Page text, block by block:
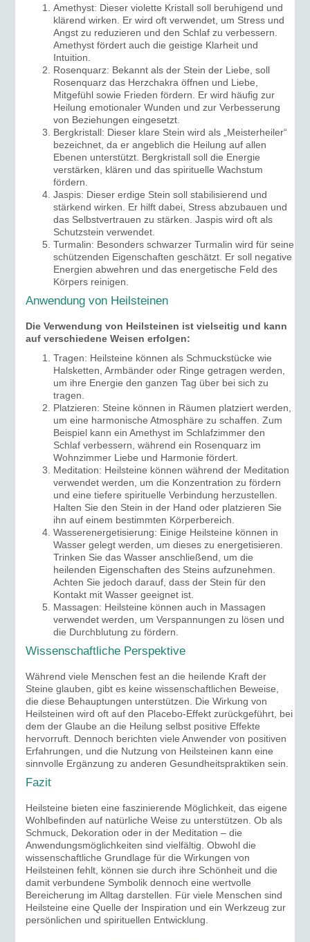
Amethyst: Dieser violette Kristall soll beruhigend und
klärend wirken. Er wird oft verwendet, um Stress und
Angst zu reduzieren und den Schlaf zu verbessern.
Amethyst fördert auch die geistige Klarheit und
Intuition.
Rosenquarz: Bekannt als der Stein der Liebe, soll
Rosenquarz das Herzchakra öffnen und Liebe,
Mitgefühl sowie Frieden fördern. Er wird häufig zur
Heilung emotionaler Wunden und zur Verbesserung
von Beziehungen eingesetzt.
Bergkristall: Dieser klare Stein wird als „Meisterheiler“
bezeichnet, da er angeblich die Heilung auf allen
Ebenen unterstützt. Bergkristall soll die Energie
verstärken, klären und das spirituelle Wachstum
fördern.
Jaspis: Dieser erdige Stein soll stabilisierend und
stärkend wirken. Er hilft dabei, Stress abzubauen und
das Selbstvertrauen zu stärken. Jaspis wird oft als
Schutzstein verwendet.
Turmalin: Besonders schwarzer Turmalin wird für seine
schützenden Eigenschaften geschätzt. Er soll negative
Energien abwehren und das energetische Feld des
Körpers reinigen.
Anwendung von Heilsteinen
Die Verwendung von Heilsteinen ist vielseitig und kann
auf verschiedene Weisen erfolgen:
Tragen: Heilsteine können als Schmuckstücke wie
Halsketten, Armbänder oder Ringe getragen werden,
um ihre Energie den ganzen Tag über bei sich zu
tragen.
Platzieren: Steine können in Räumen platziert werden,
um eine harmonische Atmosphäre zu schaffen. Zum
Beispiel kann ein Amethyst im Schlafzimmer den
Schlaf verbessern, während ein Rosenquarz im
Wohnzimmer Liebe und Harmonie fördert.
Meditation: Heilsteine können während der Meditation
verwendet werden, um die Konzentration zu fördern
und eine tiefere spirituelle Verbindung herzustellen.
Halten Sie den Stein in der Hand oder platzieren Sie
ihn auf einem bestimmten Körperbereich.
Wasserenergetisierung: Einige Heilsteine können in
Wasser gelegt werden, um dieses zu energetisieren.
Trinken Sie das Wasser anschließend, um die
heilenden Eigenschaften des Steins aufzunehmen.
Achten Sie jedoch darauf, dass der Stein für den
Kontakt mit Wasser geeignet ist.
Massagen: Heilsteine können auch in Massagen
verwendet werden, um Verspannungen zu lösen und
die Durchblutung zu fördern.
Wissenschaftliche Perspektive
Während viele Menschen fest an die heilende Kraft der
Steine glauben, gibt es keine wissenschaftlichen Beweise,
die diese Behauptungen unterstützen. Die Wirkung von
Heilsteinen wird oft auf den Placebo-Effekt zurückgeführt, bei
dem der Glaube an die Heilung selbst positive Effekte
hervorruft. Dennoch berichten viele Anwender von positiven
Erfahrungen, und die Nutzung von Heilsteinen kann eine
sinnvolle Ergänzung zu anderen Gesundheitspraktiken sein.
Fazit
Heilsteine bieten eine faszinierende Möglichkeit, das eigene
Wohlbefinden auf natürliche Weise zu unterstützen. Ob als
Schmuck, Dekoration oder in der Meditation – die
Anwendungsmöglichkeiten sind vielfältig. Obwohl die
wissenschaftliche Grundlage für die Wirkungen von
Heilsteinen fehlt, können sie durch ihre Schönheit und die
damit verbundene Symbolik dennoch eine wertvolle
Bereicherung im Alltag darstellen. Für viele Menschen sind
Heilsteine eine Quelle der Inspiration und ein Werkzeug zur
persönlichen und spirituellen Entwicklung.